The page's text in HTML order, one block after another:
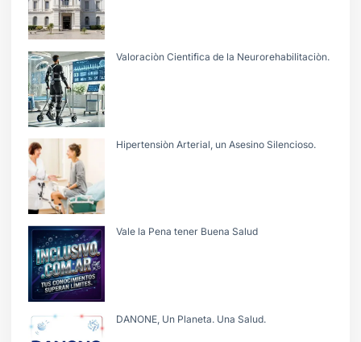
Valoraciòn Cientifica de la Neurorehabilitaciòn.
Hipertensiòn Arterial, un Asesino Silencioso.
Vale la Pena tener Buena Salud
DANONE, Un Planeta. Una Salud.